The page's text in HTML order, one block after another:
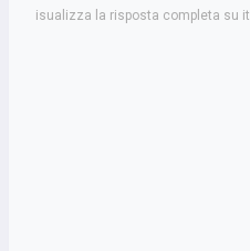
isualizza la risposta completa su